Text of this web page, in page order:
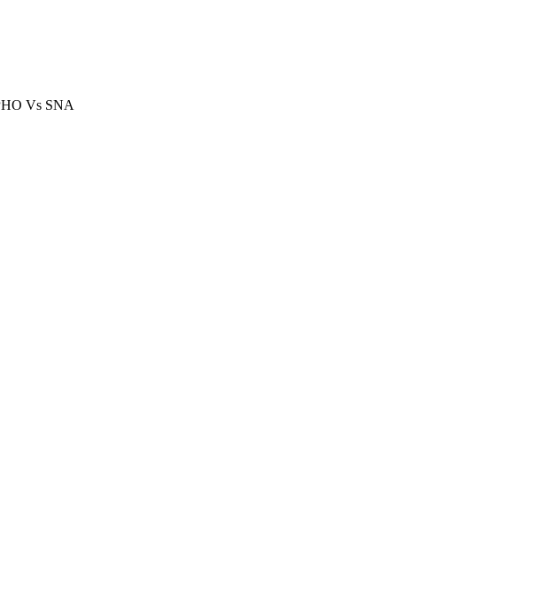
Vs SNA